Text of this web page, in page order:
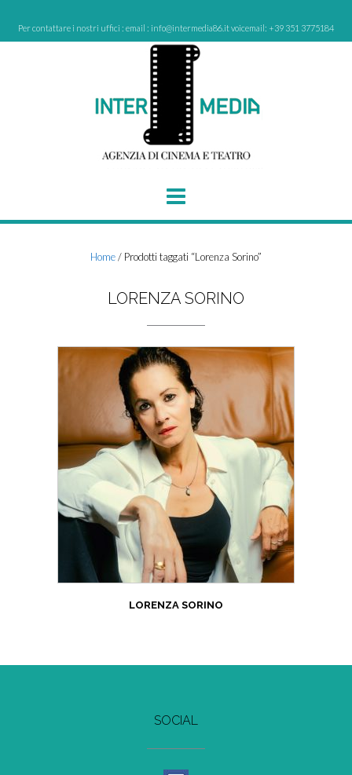
content
Per contattare i nostri uffici : email : info@intermedia86.it voicemail: +39 351 3775184
Home/ Prodotti taggati “Lorenza Sorino”
LORENZA SORINO
LORENZA SORINO
SOCIAL